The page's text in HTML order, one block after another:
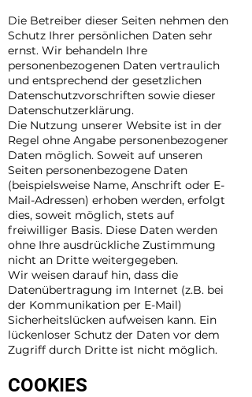
Die Betreiber dieser Seiten nehmen den
Schutz Ihrer persönlichen Daten sehr
ernst. Wir behandeln Ihre
personenbezogenen Daten vertraulich
und entsprechend der gesetzlichen
Datenschutzvorschriften sowie dieser
Datenschutzerklärung.
Die Nutzung unserer Website ist in der
Regel ohne Angabe personenbezogener
Daten möglich. Soweit auf unseren
Seiten personenbezogene Daten
(beispielsweise Name, Anschrift oder E-
Mail-Adressen) erhoben werden, erfolgt
dies, soweit möglich, stets auf
freiwilliger Basis. Diese Daten werden
ohne Ihre ausdrückliche Zustimmung
nicht an Dritte weitergegeben.
Wir weisen darauf hin, dass die
Datenübertragung im Internet (z.B. bei
der Kommunikation per E-Mail)
Sicherheitslücken aufweisen kann. Ein
lückenloser Schutz der Daten vor dem
Zugriff durch Dritte ist nicht möglich.
COOKIES